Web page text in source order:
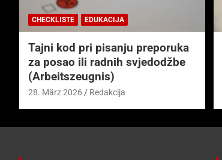
CHECKLISTE EDUKACIJA
Tajni kod pri pisanju preporuka
za posao ili radnih svjedodžbe
(Arbeitszeugnis)
28. März 2026 Redakcija